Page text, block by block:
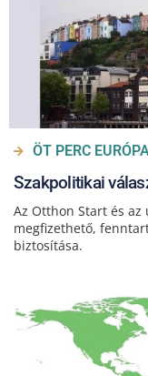
ÖT PERC
Szakpolitikai
Az Otthon Start és az
megfizethető,
biztosítása.